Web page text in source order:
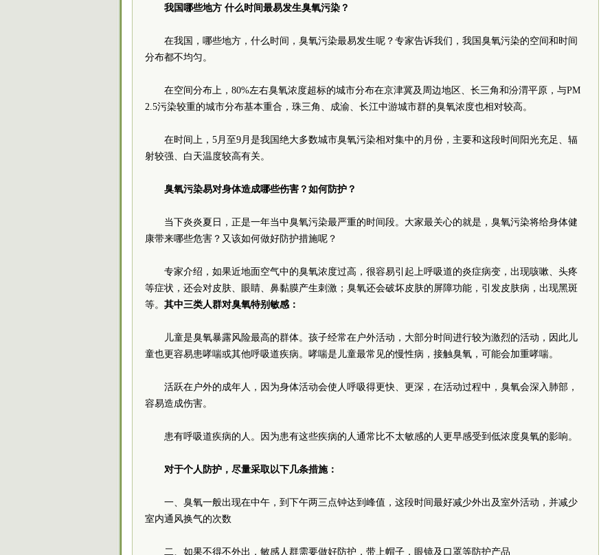
我国哪些地方 什么时间最易发生臭氧污染？
在我国，哪些地方，什么时间，臭氧污染最易发生呢？专家告诉我们，我国臭氧污染的空间和时间
分布都不均匀。
在空间分布上，80%左右臭氧浓度超标的城市分布在京津冀及周边地区、长三角和汾渭平原，与PM
2.5污染较重的城市分布基本重合，珠三角、成渝、长江中游城市群的臭氧浓度也相对较高。
在时间上，5月至9月是我国绝大多数城市臭氧污染相对集中的月份，主要和这段时间阳光充足、辐
射较强、白天温度较高有关。
臭氧污染易对身体造成哪些伤害？如何防护？
当下炎炎夏日，正是一年当中臭氧污染最严重的时间段。大家最关心的就是，臭氧污染将给身体健
康带来哪些危害？又该如何做好防护措施呢？
专家介绍，如果近地面空气中的臭氧浓度过高，很容易引起上呼吸道的炎症病变，出现咳嗽、头疼
等症状，还会对皮肤、眼睛、鼻黏膜产生刺激；臭氧还会破坏皮肤的屏障功能，引发皮肤病，出现黑斑
等。 其中三类人群对臭氧特别敏感：
儿童是臭氧暴露风险最高的群体。孩子经常在户外活动，大部分时间进行较为激烈的活动，因此儿
童也更容易患哮喘或其他呼吸道疾病。哮喘是儿童最常见的慢性病，接触臭氧，可能会加重哮喘。
活跃在户外的成年人，因为身体活动会使人呼吸得更快、更深，在活动过程中，臭氧会深入肺部，
容易造成伤害。
患有呼吸道疾病的人。因为患有这些疾病的人通常比不太敏感的人更早感受到低浓度臭氧的影响。
对于个人防护，尽量采取以下几条措施：
一、臭氧一般出现在中午，到下午两三点钟达到峰值，这段时间最好减少外出及室外活动，并减少
室内通风换气的次数
二、如果不得不外出，敏感人群需要做好防护，带上帽子，眼镜及口罩等防护产品